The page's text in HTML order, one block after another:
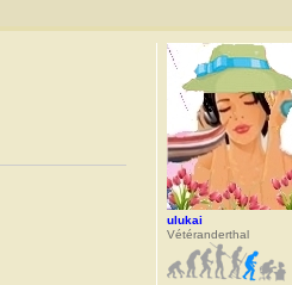
ulukai
Vétéranderthal